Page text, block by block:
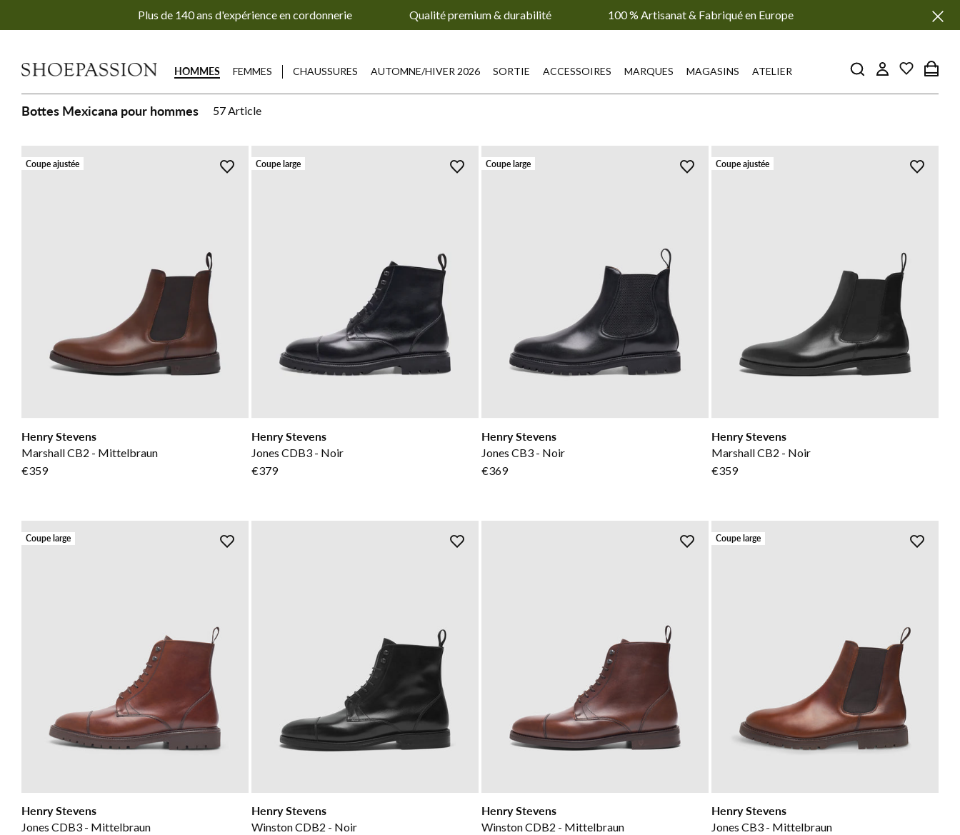
Plus de 140 ans d'expérience en cordonnerie Qualité premium & durabilité 100 % Artisanat & Fabriqué en Europe
HOMMES FEMMES CHAUSSURES AUTOMNE/HIVER 2026 SORTIE ACCESSOIRES MARQUES MAGASINS ATELIER
Bottes Mexicana pour hommes 57Article
Coupe ajustée
Henry Stevens
Marshall CB2 - Mittelbraun
€359
Coupe large
Henry Stevens
Jones CDB3 - Noir
€379
Coupe large
Henry Stevens
Jones CB3 - Noir
€369
Coupe ajustée
Henry Stevens
Marshall CB2 - Noir
€359
Coupe large
Henry Stevens
Jones CDB3 - Mittelbraun
Henry Stevens
Winston CDB2 - Noir
Henry Stevens
Winston CDB2 - Mittelbraun
Coupe large
Henry Stevens
Jones CB3 - Mittelbraun